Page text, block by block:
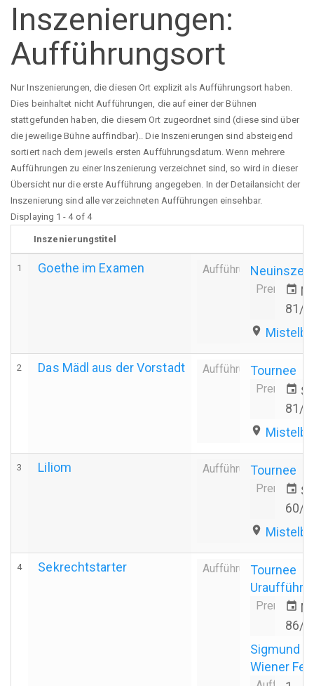
Inszenierungen:
Aufführungsort
Nur Inszenierungen, die diesen Ort explizit als Aufführungsort haben.
Dies beinhaltet nicht Aufführungen, die auf einer der Bühnen
stattgefunden haben, die diesem Ort zugeordnet sind (diese sind über
die jeweilige Bühne auffindbar).. Die Inszenierungen sind absteigend
sortiert nach dem jeweils ersten Aufführungsdatum. Wenn mehrere
Aufführungen zu einer Inszenierung verzeichnet sind, so wird in dieser
Übersicht nur die erste Aufführung angegeben. In der Detailansicht der
Inszenierung sind alle verzeichneten Aufführungen einsehbar.
Displaying 1 - 4 of 4
Inszenierungstitel
1 Goethe im Examen Aufführung
Premiere
event
81/
place
2 Das Mädl aus der Vorstadt AufführungTournee
Premiere
event
81/
place
3 Liliom AufführungTournee
Premiere
event
60/
place
4 Sekrechtstarter AufführungTournee
Premiere
event
86/
Sigmund
Wiener